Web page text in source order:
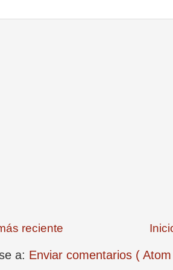
reciente
a: Enviar comentarios (